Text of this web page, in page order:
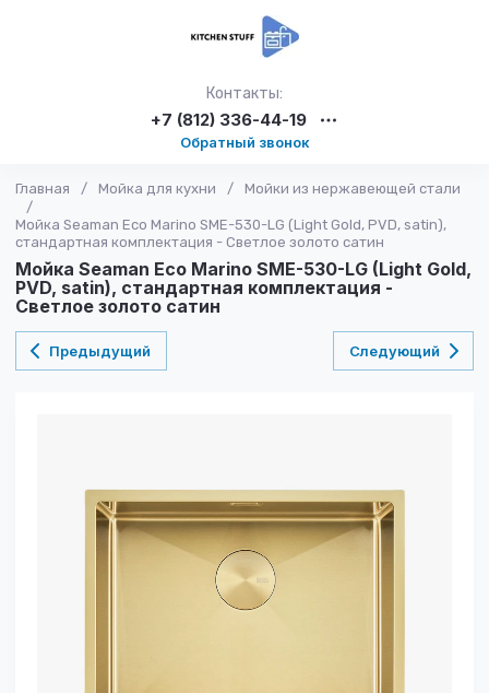
Контакты:
+7 (812) 336-44-19
Обратный звонок
Главная / Мойка для кухни /
Мойки из нержавеющей стали
/
Мойка Seaman Eco Marino SME-530-LG (Light Gold, PVD, satin),
стандартная комплектация - Светлое золото сатин
Мойка Seaman Eco Marino SME-530-LG (Light Gold,
PVD, satin), стандартная комплектация -
Светлое золото сатин
Предыдущий Следующий